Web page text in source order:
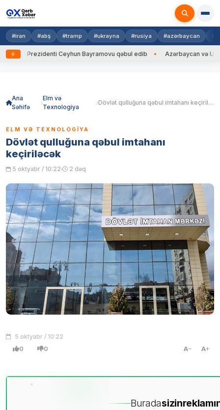
#iran #abş #tramp #ukrayna #rusiya #azərbaycan
Prezidenti Ceyhun Bayramovu qəbul edib Azərbaycan və
Ana
Səhifə
Elm və
Texnologiya
Dövlət qulluğuna qəbul imtahanı keçiriləcək
ELM VƏ TEXNOLOGIYA
Dövlət qulluğuna qəbul imtahanı
keçiriləcək
5 oktyabr / 10:22 2 dəq
5 oktyabr / 10:22
0 0 A A
Buradasizin